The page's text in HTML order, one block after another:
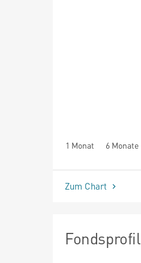
1 Monat 6 Monate
seit Beginn
Zum Chart
Fondsprofil